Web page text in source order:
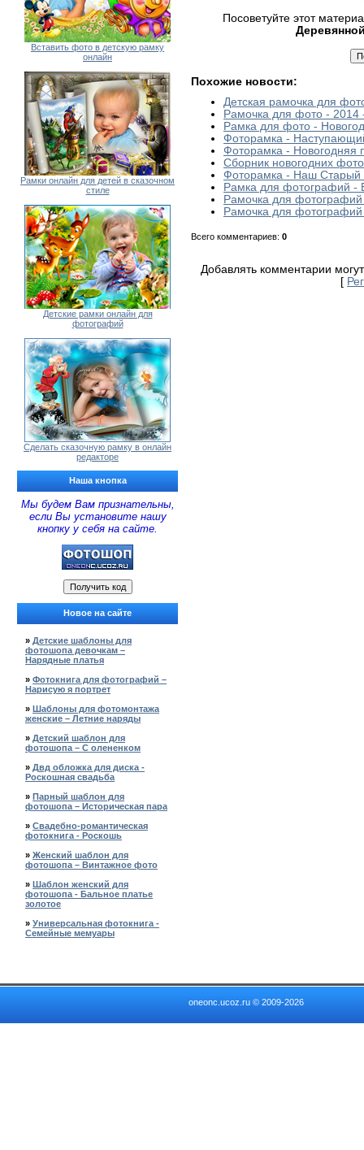
Вставить фото в детскую рамку
онлайн
Рамки онлайн для детей в сказочном
стиле
Детские рамки онлайн для
фотографий
Сделать сказочную рамку в онлайн
редакторе
Наша кнопка
Мы будем Вам признательны,
если Вы установите нашу
кнопку у себя на сайте.
Новое на сайте
» Детские шаблоны для
фотошопа девочкам –
Нарядные платья
» Фотокнига для фотографий –
Нарисую я портрет
» Шаблоны для фотомонтажа
женские – Летние наряды
» Детский шаблон для
фотошопа – С олененком
» Двд обложка для диска -
Роскошная свадьба
» Парный шаблон для
фотошопа – Историческая пара
» Свадебно-романтическая
фотокнига - Роскошь
» Женский шаблон для
фотошопа – Винтажное фото
» Шаблон женский для
фотошопа - Бальное платье
золотое
» Универсальная фотокнига -
Семейные мемуары
Посоветуйте этот
Похожие новости:
Детская рамочка для
Рамочка для фото -
Рамка для фото -
Фоторамка -
Фоторамка - Новогодняя
Сборник новогодних
Фоторамка - Наш Старый
Рамка для фотографий -
Рамочка для
Рамочка для
Всего комментариев: 0
Добавлять комментарии
[
oneonc.ucoz.ru © 2009-2026